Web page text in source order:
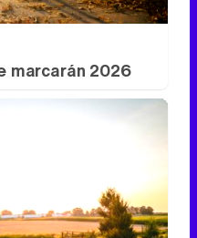
marcarán 2026